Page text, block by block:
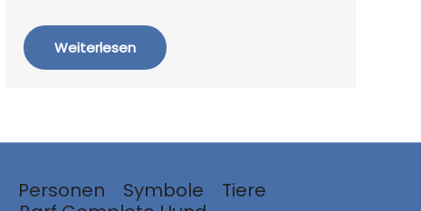
Weiterlesen
Personen Symbole
Tiere